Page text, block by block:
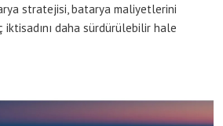
stratejisi, batarya maliyetlerini
daha sürdürülebilir hale